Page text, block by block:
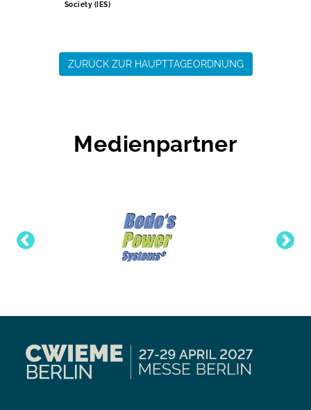
Society (IES)
ZURÜCK ZUR HAUPTTAGEORDNUNG
Medienpartner